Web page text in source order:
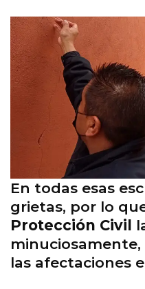
En todas esas
grietas, por lo
Protección Civil
las afectaciones